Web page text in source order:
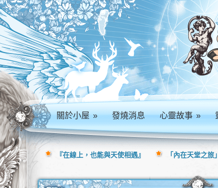
關於小屋» 發燒消息 心靈故事»
『在線上，也能與天使相遇』 「內在天堂之